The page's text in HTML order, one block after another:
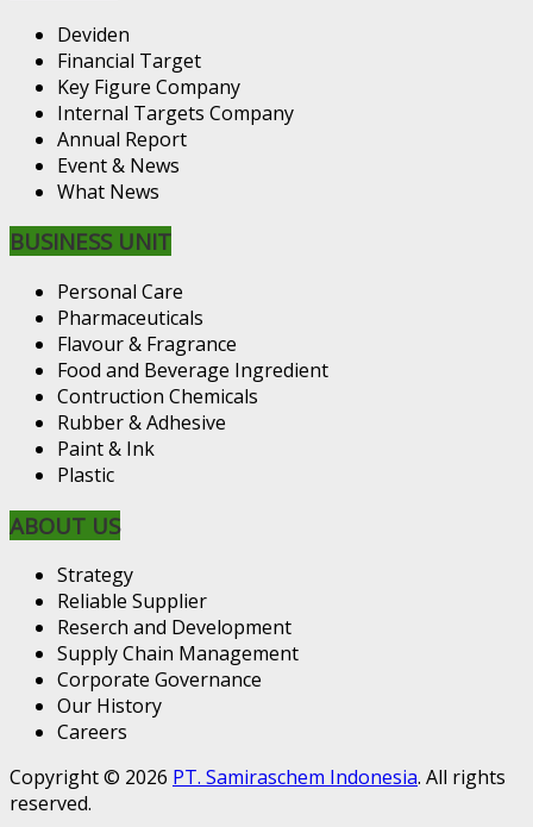
Deviden
Financial Target
Key Figure Company
Internal Targets Company
Annual Report
Event & News
What News
BUSINESS UNIT
Personal Care
Pharmaceuticals
Flavour & Fragrance
Food and Beverage Ingredient
Contruction Chemicals
Rubber & Adhesive
Paint & Ink
Plastic
ABOUT US
Strategy
Reliable Supplier
Reserch and Development
Supply Chain Management
Corporate Governance
Our History
Careers
Copyright © 2026 PT. Samiraschem Indonesia. All rights
reserved.